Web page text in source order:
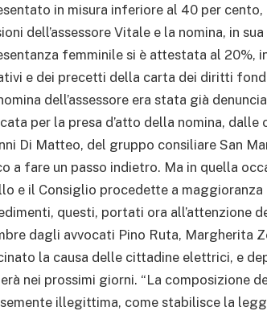
in misura inferiore al 40 per
dell’assessore Vitale e la nomina, in
femminile si è attestata al 20%,
e dei precetti della carta dei diritti
dell’assessore era stata già
per la presa d’atto della nomina,
Di Matteo, del gruppo consiliare San
a fare un passo indietro. Ma in quella
e il Consiglio procedette a maggioranza
questi, portati ora all’attenzione
dagli avvocati Pino Ruta, Margherita
la causa delle cittadine elettrici, e
nei prossimi giorni. “La composizione
illegittima, come stabilisce la